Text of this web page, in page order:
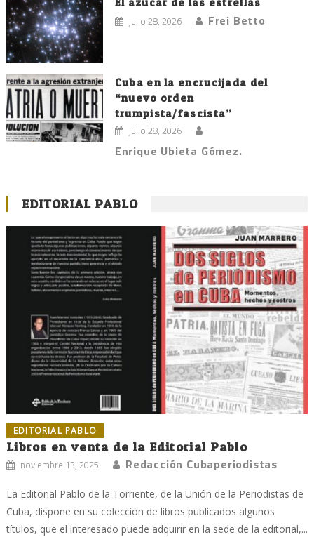
julio 28, 2026 Frei Betto
Cuba en la encrucijada del
“nuevo orden
trumpista/fascista”
julio 28, 2026
Enrique Ubieta Gómez.
EDITORIAL PABLO
EDITORIAL PABLO
Libros en venta de la Editorial Pablo
noviembre 13, 2025 Redacción Cubaperiodistas
La Editorial Pablo de la Torriente, de la Unión de la Periodistas de
Cuba, dispone en su colección de libros publicados algunos
títulos, que el interesado puede adquirir en la sede de la editorial,...